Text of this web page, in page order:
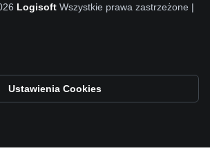
Logisoft Wszystkie prawa zastrzeżone |
Ustawienia Cookies